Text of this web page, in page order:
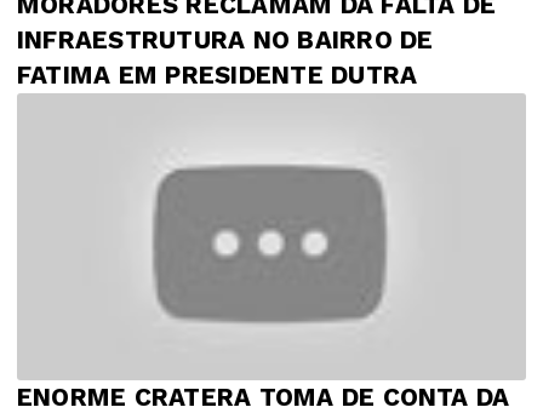
INFRAESTRUTURA NO BAIRRO DE
FATIMA EM PRESIDENTE DUTRA
ENORME CRATERA TOMA DE CONTA DA